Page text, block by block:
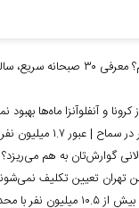
صبحانه چی درست کنم؟ معرفی
و آنفلوآنزا ماه‌ها بهبود
گوارش‌تان به هم می‌ریزد؟
تهران تعیین تکلیف
آمار معلولیت در ایران | بیش از